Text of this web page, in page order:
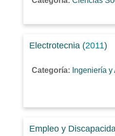
Electrotecnia (2011)
Categoría: Ingeniería
Empleo y